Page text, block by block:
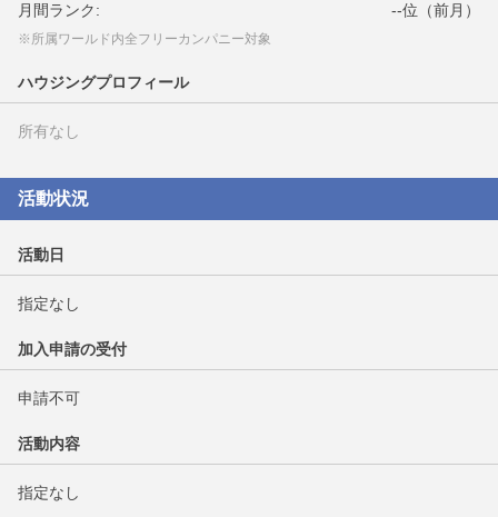
月間ランク:
--位（前月）
※所属ワールド内全フリーカンパニー対象
ハウジングプロフィール
所有なし
活動状況
活動日
指定なし
加入申請の受付
申請不可
活動内容
指定なし